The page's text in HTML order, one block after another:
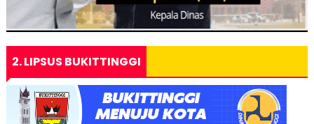
2. LIPSUS BUKITTINGGI